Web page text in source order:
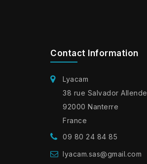
Contact Information
Lyacam
38 rue Salvador Allende
92000 Nanterre
France
09 80 24 84 85
lyacam.sas@gmail.com